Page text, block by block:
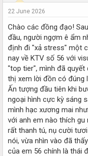
r
t
r
22 June 2026
Chào các đồng đạo!
đầu, người ngợm ê ẩm
định đi "xả stress" một
nay về KTV số 56 với
"top tier", mình đã
thị xem lời đồn có đúng
Ấn tượng đầu tiên khi
ngoại hình cực kỳ sáng
mình hạc xương mai
với anh em nào thích gu
rất thanh tú, nụ cười
nói, vừa nhìn vào đã
của em 56 chính là thái